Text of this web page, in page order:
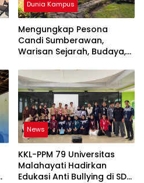
Dunia Kampus
Mengungkap Pesona
Candi Sumberawan,
Warisan Sejarah, Budaya,
News
KKL-PPM 79 Universitas
Malahayati Hadirkan
Edukasi Anti Bullying di SD